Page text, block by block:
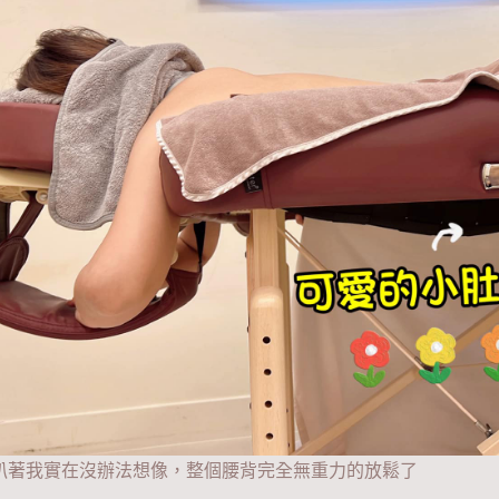
著我實在沒辦法想像，整個腰背完全無重力的放鬆了